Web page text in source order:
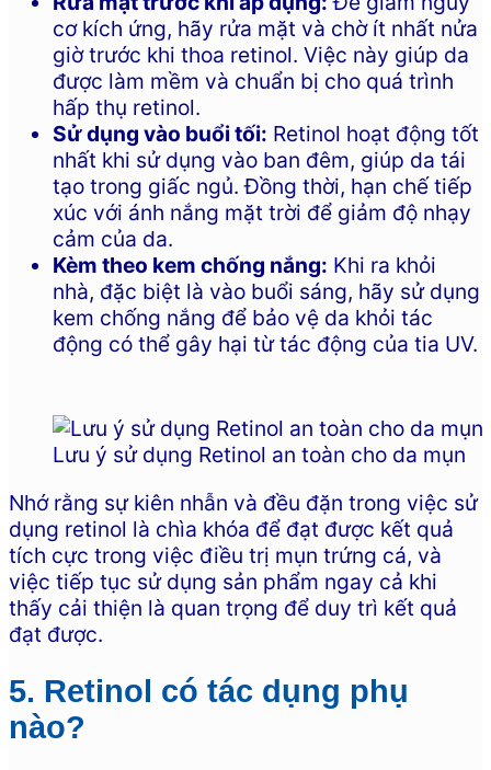
cơ kích ứng, hãy rửa mặt và chờ ít nhất nửa
giờ trước khi thoa retinol. Việc này giúp da
được làm mềm và chuẩn bị cho quá trình
hấp thụ retinol.
Sử dụng vào buổi tối: Retinol hoạt động tốt
nhất khi sử dụng vào ban đêm, giúp da tái
tạo trong giấc ngủ. Đồng thời, hạn chế tiếp
xúc với ánh nắng mặt trời để giảm độ nhạy
cảm của da.
Kèm theo kem chống nắng: Khi ra khỏi
nhà, đặc biệt là vào buổi sáng, hãy sử dụng
kem chống nắng để bảo vệ da khỏi tác
động có thể gây hại từ tác động của tia UV.
Lưu ý sử dụng Retinol an toàn cho da mụn
Nhớ rằng sự kiên nhẫn và đều đặn trong việc sử
dụng retinol là chìa khóa để đạt được kết quả
tích cực trong việc điều trị mụn trứng cá, và
việc tiếp tục sử dụng sản phẩm ngay cả khi
thấy cải thiện là quan trọng để duy trì kết quả
đạt được.
5. Retinol có tác dụng phụ
nào?